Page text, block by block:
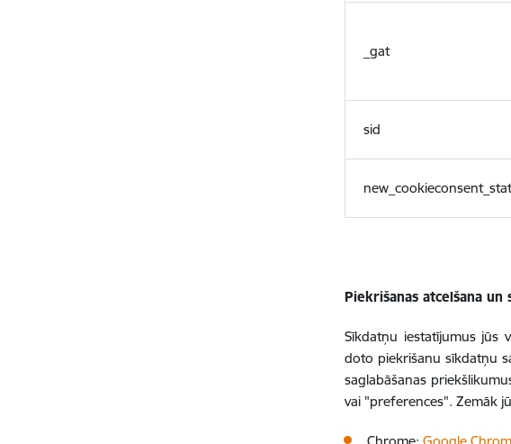
_gat
sid
Piekrišanas atcelšana un
Sīkdatņu iestatījumus jūs
doto piekrišanu sīkdatņu
saglabāšanas
vai "preferences". Zemāk